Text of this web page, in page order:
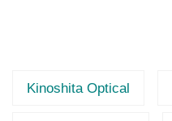
Kinoshita Optical